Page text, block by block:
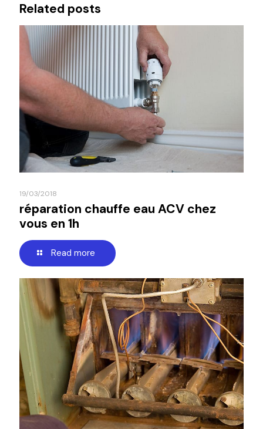
Related posts
19/03/2018
réparation chauffe eau ACV chez
vous en 1h
Read more